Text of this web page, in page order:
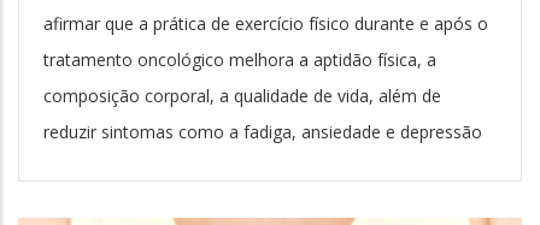
afirmar que a prática de exercício físico durante e após o
tratamento oncológico melhora a aptidão física, a
composição corporal, a qualidade de vida, além de
reduzir sintomas como a fadiga, ansiedade e depressão